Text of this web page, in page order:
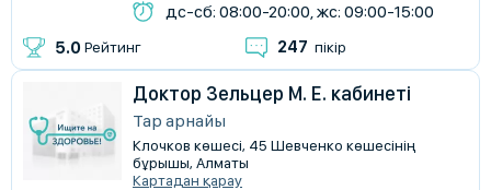
дс-сб: 08:00-20:00, жс: 09:00-15:00
5.0 Рейтинг 247 пікір
Доктор Зельцер М. Е. кабинеті
Тар арнайы
Клочков көшесі, 45 Шевченко көшесінің
бұрышы, Алматы
Картадан қарау